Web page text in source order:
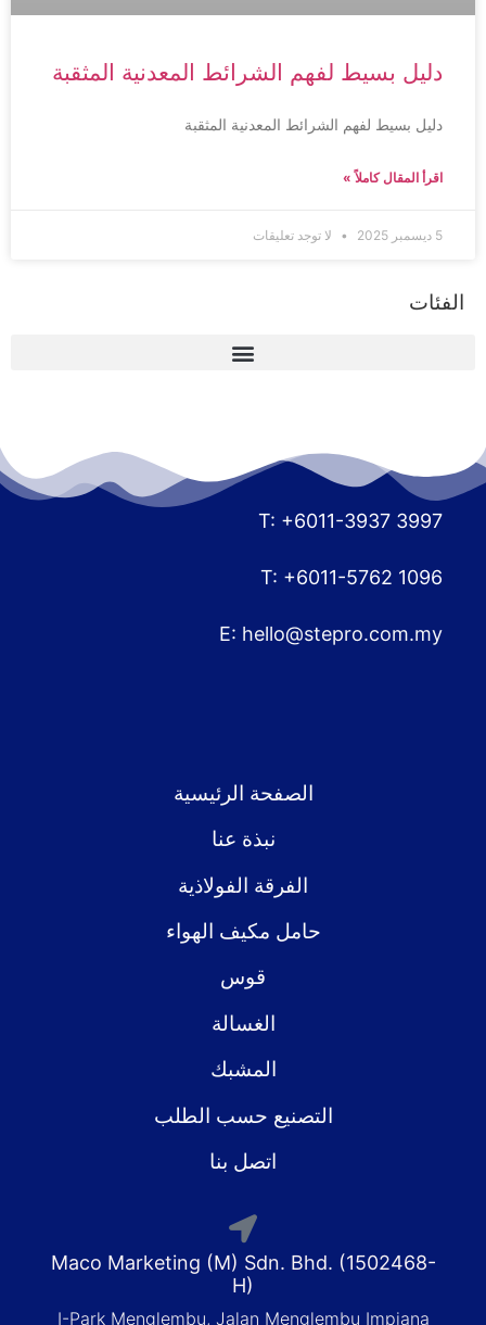
دليل بسيط لفهم الشرائط المعدنية المثقبة
دليل بسيط لفهم الشرائط المعدنية المثقبة
اقرأ المقال كاملاً »
5 ديسمبر 2025 لا توجد تعليقات
الفئات
T: +6011-3937 3997
T: +6011-5762 1096
E: hello@stepro.com.my
الصفحة الرئيسية
نبذة عنا
الفرقة الفولاذية
حامل مكيف الهواء
قوس
الغسالة
المشبك
التصنيع حسب الطلب
اتصل بنا
Maco Marketing (M) Sdn. Bhd. (1502468-
H)
I-Park Menglembu, Jalan Menglembu Impiana